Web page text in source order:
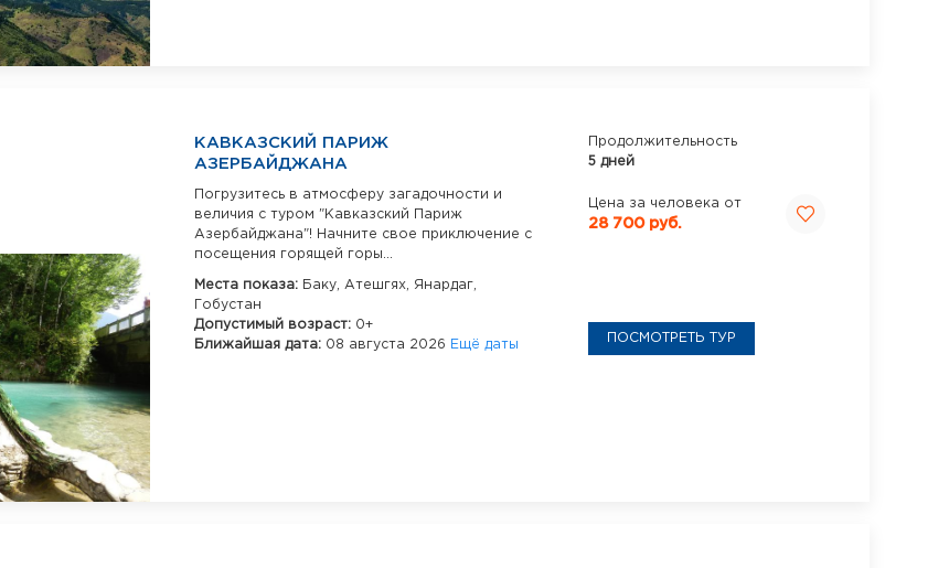
КАВКАЗСКИЙ ПАРИЖ
АЗЕРБАЙДЖАНА
Погрузитесь в атмосферу загадочности и
величия с туром "Кавказский Париж
Азербайджана"! Начните свое приключение с
посещения горящей горы...
Места показа: Баку, Атешгях, Янардаг,
Гобустан
Допустимый возраст: 0+
Ближайшая дата: 08 августа 2026 Ещё даты
Продолжительность
5 дней
Цена за человека от
28 700 руб.
ПОСМОТРЕТЬ ТУР